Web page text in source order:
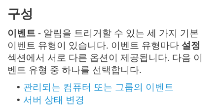
구성
이벤트 - 알림을 트리거할 수 있는 세 가지 기본
이벤트 유형이 있습니다. 이벤트 유형마다 설정
섹션에서 서로 다른 옵션이 제공됩니다. 다음 이
벤트 유형 중 하나를 선택합니다.
• 관리되는 컴퓨터 또는 그룹의 이벤트
• 서버 상태 변경